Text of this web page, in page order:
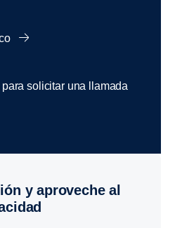
solicitar una llamada